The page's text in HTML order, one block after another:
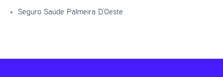
Seguro Saúde Palmeira D’Oeste